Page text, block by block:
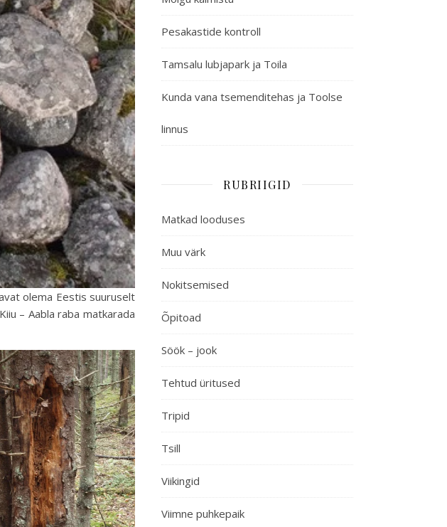
olema Eestis suuruselt
– Aabla raba matkarada
Pesakastide kontroll
Tamsalu lubjapark ja Toila
Kunda vana tsemenditehas ja Toolse
linnus
RUBRIIGID
Matkad looduses
Muu värk
Nokitsemised
Õpitoad
Söök – jook
Tehtud üritused
Tripid
Tsill
Viikingid
Viimne puhkepaik